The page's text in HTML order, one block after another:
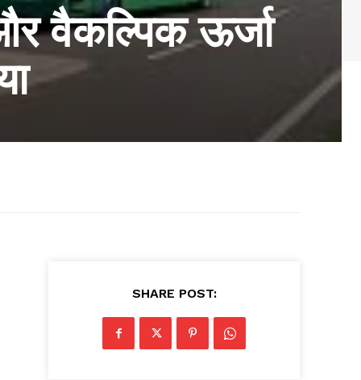
वैकल्पिक ऊर्जा
SHARE POST: